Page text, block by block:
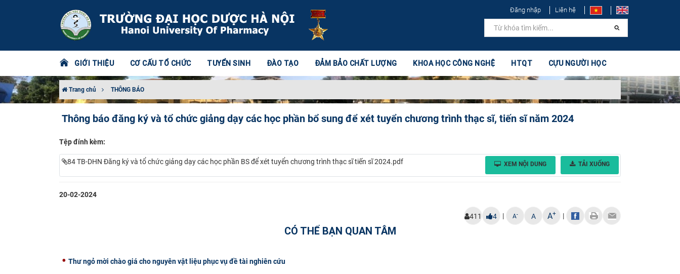
Đăng nhập Liên hệ
GIỚI THIỆU CƠ CẤU TỔ CHỨC TUYỂN SINH ĐÀO TẠO ĐẢM BẢO CHẤT LƯỢNG KHOA HỌC CÔNG NGHỆ HTQT CỰU NGƯỜI HỌC
Trang chủ THÔNG BÁO
Thông báo đăng ký và tổ chức giảng dạy các học phần bổ sung để xét tuyển chương trình thạc sĩ, tiến sĩ năm 2024
Tệp đính kèm:
84 TB-DHN Đăng ký và tổ chức giảng dạy các học phần BS để xét tuyển chương trình thạc sĩ tiến sĩ 2024.pdf XEM NỘI DUNG TẢI XUỐNG
20-02-2024
411 4 | A- A A+ |
CÓ THỂ BẠN QUAN TÂM
Thư ngỏ mời chào giá cho nguyên vật liệu phục vụ đề tài nghiên cứu